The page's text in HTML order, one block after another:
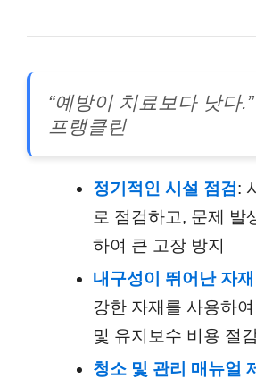
“예방이 치료보다 낫다
프랭클린
정기적인 시설 점검 :
로 점검하고, 문제 발
하여 큰 고장 방지
내구성이 뛰어난 자
강한 자재를 사용하
및 유지보수 비용 절
청소 및 관리 매뉴얼